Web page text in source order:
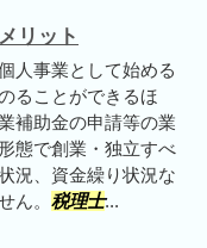
リット
人事業として始める
ることができるほ
補助金の申請等の業
態で創業・独立すべ
況、資金繰り状況な
ん。 税理士...